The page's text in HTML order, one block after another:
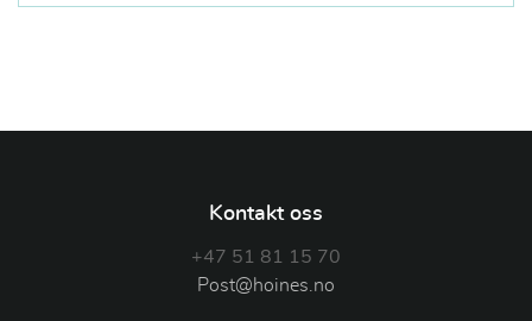
Kontakt oss
+47 51 81 15 70
Post@hoines.no